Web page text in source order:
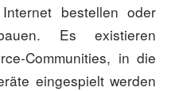
bestellen oder
Es existieren
Communities, in die
eingespielt werden